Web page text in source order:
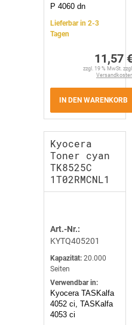
P 4060 dn
Lieferbar in 2-3
Tagen
11,57
zzgl. 19 % MwSt.
IN DEN WARENKORB
Kyocera
Toner cyan
TK8525C
1T02RMCNL1
Art.-Nr.:
KYTQ405201
Kapazität: 20.000
Seiten
Verwendbar in:
Kyocera TASKalfa
4052 ci, TASKalfa
4053 ci